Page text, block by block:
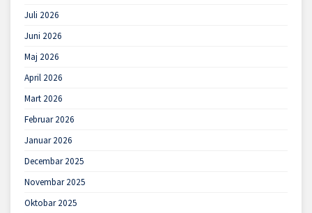
Juli 2026
Juni 2026
Maj 2026
April 2026
Mart 2026
Februar 2026
Januar 2026
Decembar 2025
Novembar 2025
Oktobar 2025